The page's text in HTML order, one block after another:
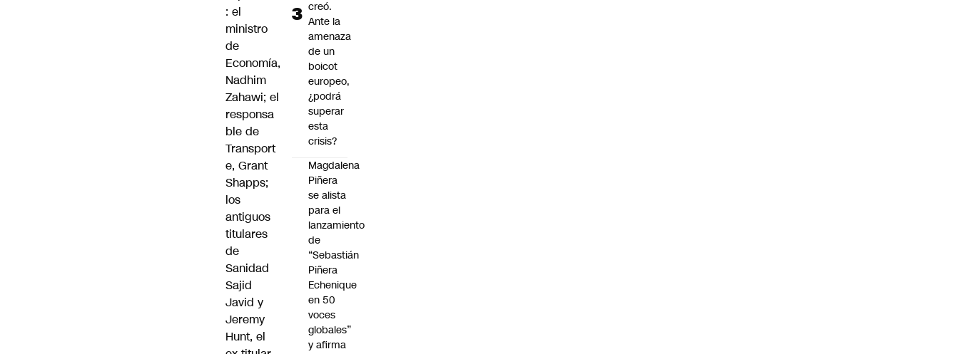
: el
ministro
de
Economía,
Nadhim
Zahawi; el
responsa
ble de
Transport
e, Grant
Shapps;
los
antiguos
titulares
de
Sanidad
Sajid
Javid y
Jeremy
Hunt, el
creó.
Ante la
amenaza
de un
boicot
europeo,
¿podrá
superar
esta
crisis?
Magdalena
Piñera
se alista
para el
lanzamiento
de
“Sebastián
Piñera
Echenique
en 50
voces
globales”
y afirma